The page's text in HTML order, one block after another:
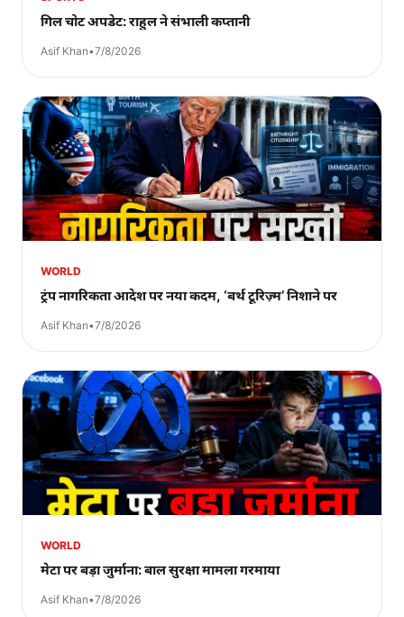
गिल चोट अपडेट: राहुल ने संभाली कप्तानी
Asif Khan•7/8/2026
WORLD
ट्रंप नागरिकता आदेश पर नया कदम, ‘बर्थ टूरिज़्म’ निशाने पर
Asif Khan•7/8/2026
WORLD
मेटा पर बड़ा जुर्माना: बाल सुरक्षा मामला गरमाया
Asif Khan•7/8/2026